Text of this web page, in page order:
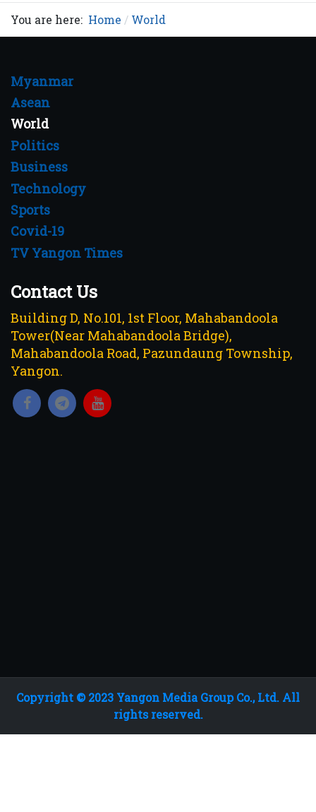
You are here: Home World
Myanmar
Asean
World
Politics
Business
Technology
Sports
Covid-19
TV Yangon Times
Contact Us
Building D, No.101, 1st Floor, Mahabandoola
Tower(Near Mahabandoola Bridge),
Mahabandoola Road, Pazundaung Township,
Yangon.
Copyright © 2023 Yangon Media Group Co., Ltd. All
rights reserved.